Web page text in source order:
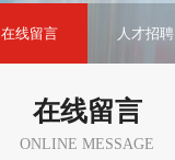
在线留言 人才招聘
在线留言
ONLINE MESSAGE